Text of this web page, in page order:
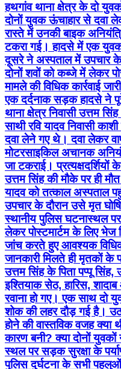
हथगांव थाना क्षेत्र के दो
दोनों युवक ऊंचाहार से दवा
रास्ते में उनकी बाइक
टकरा गई। हादसे में एक युवक
दूसरे ने अस्पताल में उपचार के
दोनों शवों को कब्जे में लेकर
मामले की विधिक कार्रवाई
एक दर्दनाक सड़क हादसे ने
थाना क्षेत्र निवासी उत्तम
साथी रवि यादव निवासी
दवा लेने गए थे। दवा लेकर
मोटरसाइकिल अचानक
जा टकराई।
उत्तम सिंह की मौके पर ही
यादव को तत्काल अस्पताल
उपचार के दौरान उसे मृत
स्थानीय पुलिस घटनास्थल
लेकर पोस्टमार्टम के लिए भेज
जांच करते हुए आवश्यक
जानकारी मिलते ही मृतकों के
उत्तम सिंह के पिता पप्पू
इश्तियाक सेठ, हारिस,
रवाना हो गए। एक साथ दो
शोक की लहर दौड़ गई है।
होने की वास्तविक वजह क्या
कारण बनी? क्या दोनों
स्थल पर सड़क सुरक्षा के
पुलिस दुर्घटना के सभी पहलुओं